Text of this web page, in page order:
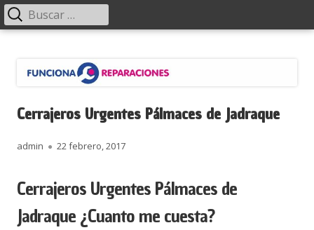
contenido
Menú
principal Buscar:
Cerrajeros Urgentes Pálmaces de Jadraque
Autor
admin
Publicado
22 febrero, 2017
Cerrajeros Urgentes Pálmaces de
Jadraque ¿Cuanto me cuesta?